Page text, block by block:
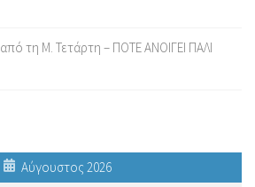
τη Μ. Τετάρτη – ΠΟΤΕ ΑΝΟΙΓΕΙ ΠΑΛΙ
Αύγουστος 2026